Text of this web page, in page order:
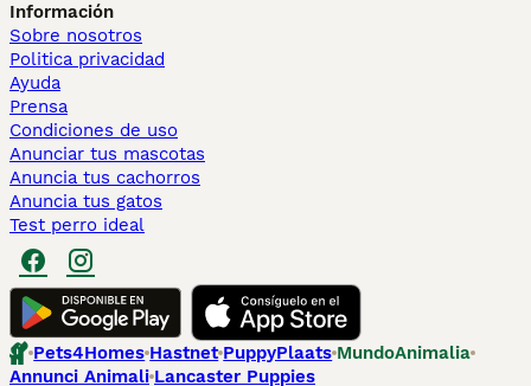
Información
Sobre nosotros
Politica privacidad
Ayuda
Prensa
Condiciones de uso
Anunciar tus mascotas
Anuncia tus cachorros
Anuncia tus gatos
Test perro ideal
Pets4Homes Hastnet PuppyPlaats MundoAnimalia
Annunci Animali Lancaster Puppies